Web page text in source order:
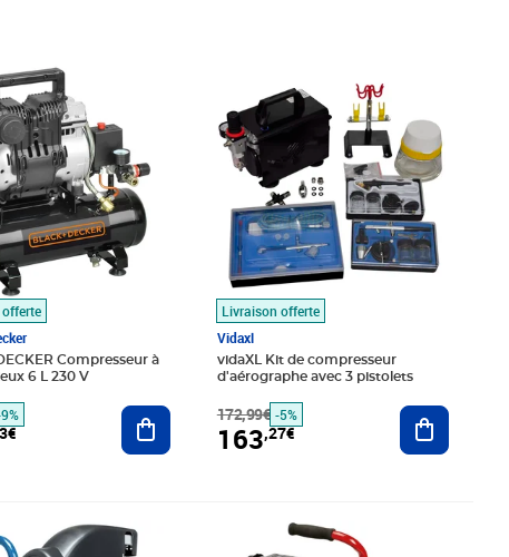
Compresseur à
6 L 230 V
198,99€
Ajouter au panier
Livraison offerte
Vidaxl
vidaXL Kit de compresseur
d'aérographe avec 3 pistolets
172,99€ -5%
163,27€
Ajouter
Prix 185,94€